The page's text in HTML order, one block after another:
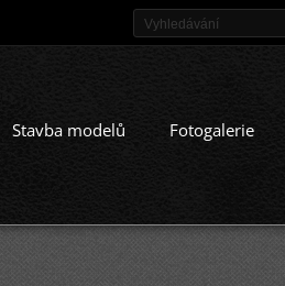
Stavba modelů Fotogalerie